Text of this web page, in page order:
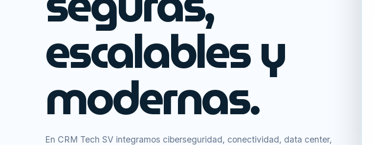
escalables y
modernas.
En CRM Tech SV integramos ciberseguridad, conectividad, data center,